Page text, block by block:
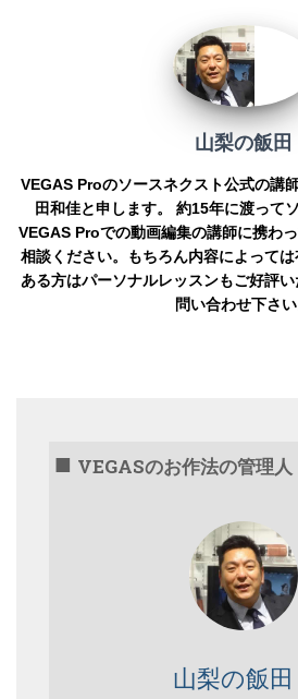
山梨の飯田
VEGAS Proのソースネクスト公式の講
田和佳と申します。 約15年に渡って
VEGAS Proでの動画編集の講師に携わ
相談ください。もちろん内容によって
ある方はパーソナルレッスンもご好評
問い合わせ下さい
VEGASのお作法の管理人
山梨の飯田